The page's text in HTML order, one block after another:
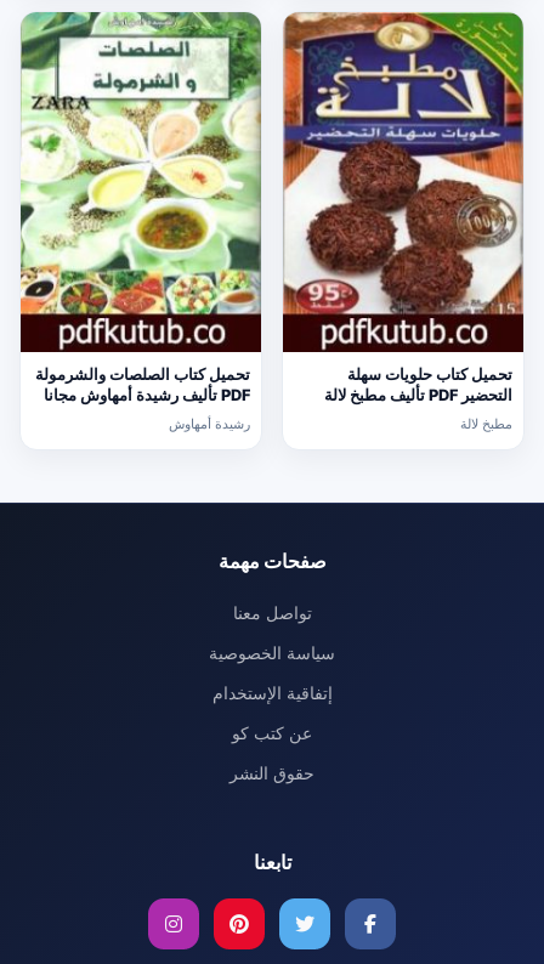
تحميل كتاب حلويات سهلة
التحضير PDF تأليف مطبخ لالة
مجانا [كامل]
مطبخ لالة
تحميل كتاب الصلصات والشرمولة
PDF تأليف رشيدة أمهاوش مجانا
[كامل]
رشيدة أمهاوش
صفحات مهمة
تواصل معنا
سياسة الخصوصية
إتفاقية الإستخدام
عن كتب كو
حقوق النشر
تابعنا